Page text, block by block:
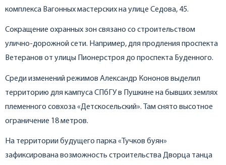
комплекса Вагонных мастерских на улице Седова, 45.
Сокращение охранных зон связано со строительством
улично-дорожной сети. Например, для продления проспекта
Ветеранов от улицы Пионерстроя до проспекта Буденного.
Среди изменений режимов Александр Кононов выделил
территорию для кампуса СПбГУ в Пушкине на бывших землях
племенного совхоза «Детскосельский». Там снято высотное
ограничение 18 метров.
На территории будущего парка «Тучков буян»
зафиксирована возможность строительства Дворца танца